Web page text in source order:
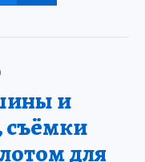
и
съёмки
для